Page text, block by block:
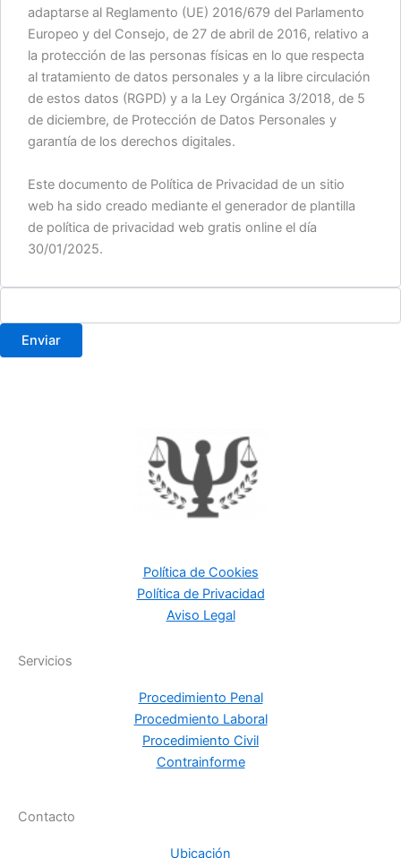
adaptarse al Reglamento (UE) 2016/679 del Parlamento
Europeo y del Consejo, de 27 de abril de 2016, relativo a
la protección de las personas físicas en lo que respecta
al tratamiento de datos personales y a la libre circulación
de estos datos (RGPD) y a la Ley Orgánica 3/2018, de 5
de diciembre, de Protección de Datos Personales y
garantía de los derechos digitales.
Este documento de Política de Privacidad de un sitio
web ha sido creado mediante el generador de plantilla
de política de privacidad web gratis online el día
30/01/2025.
Enviar
Política de Cookies
Política de Privacidad
Aviso Legal
Servicios
Procedimiento Penal
Procedmiento Laboral
Procedimiento Civil
Contrainforme
Contacto
Ubicación